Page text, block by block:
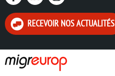
RECEVOIR NOS ACTUALITÉS